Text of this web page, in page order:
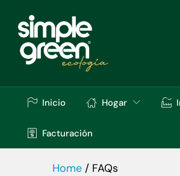
Inicio Hogar
Facturación
Home / FAQs